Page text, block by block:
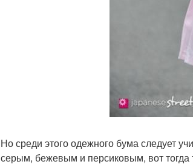
Но среди этого одежного бума следует
серым, бежевым и персиковым, вот тогда